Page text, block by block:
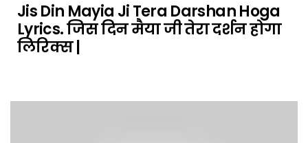
Jis Din Mayia Ji Tera Darshan Hoga
Lyrics. जिस दिन मैया जी तेरा दर्शन होगा
लिरिक्स |